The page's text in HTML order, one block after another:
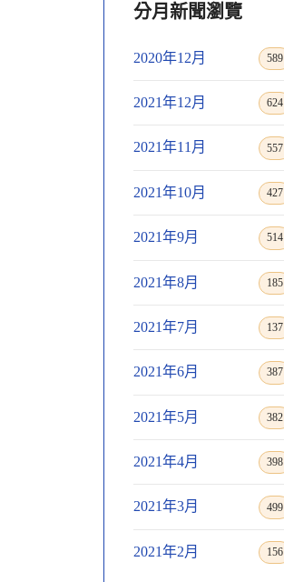
分月新聞瀏覽
2020年12月 589
2021年12月 624
2021年11月 557
2021年10月 427
2021年9月 514
2021年8月 185
2021年7月 137
2021年6月 387
2021年5月 382
2021年4月 398
2021年3月 499
2021年2月 156